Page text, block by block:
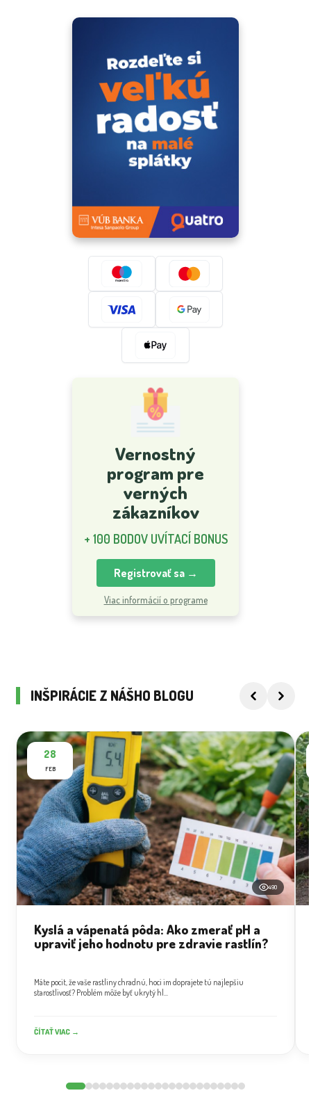
Vernostný
program pre
verných
zákazníkov
+ 100 BODOV UVÍTACÍ BONUS
Registrovať sa →
Viac informácií o programe
INŠPIRÁCIE Z NÁŠHO BLOGU
28
FEB
490
Kyslá a vápenatá pôda: Ako zmerať pH a
upraviť jeho hodnotu pre zdravie rastlín?
Máte pocit, že vaše rastliny chradnú, hoci im doprajete tú najlepšiu
starostlivosť? Problém môže byť ukrytý hl...
ČÍTAŤ VIAC →